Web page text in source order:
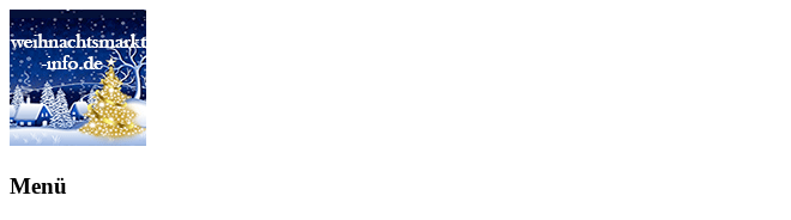
Menü